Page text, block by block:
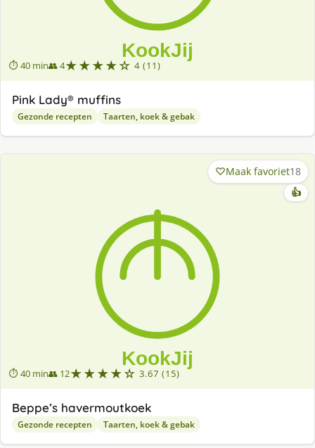
⏱ 40 min👥 4★★★★☆ 4 (11)
Pink Lady® muffins
Gezonde recepten Taarten, koek & gebak
⏱ 40 min👥 12★★★★☆ 3.67 (15)
Maak favoriet18
👍
Beppe’s havermoutkoek
Gezonde recepten Taarten, koek & gebak